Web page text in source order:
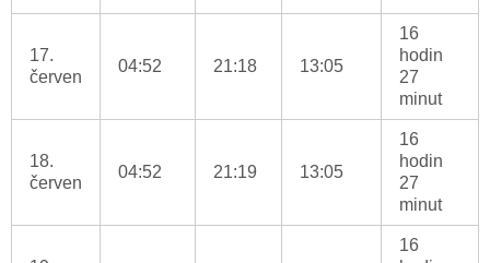
17.
červen
04:52 21:18 13:05
16
hodin
27
minut
18.
červen
04:52 21:19 13:05
16
hodin
27
minut
16